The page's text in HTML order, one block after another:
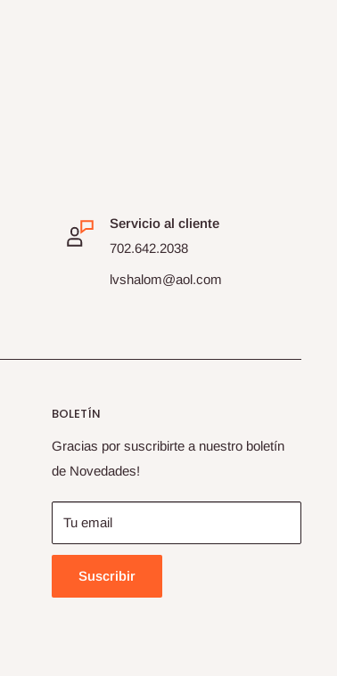
Servicio al cliente
702.642.2038
lvshalom@aol.com
BOLETÍN
Gracias por suscribirte a nuestro boletín
de Novedades!
Tu email
Suscribir